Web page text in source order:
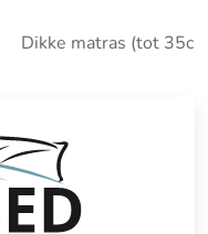
Dikke matras (tot